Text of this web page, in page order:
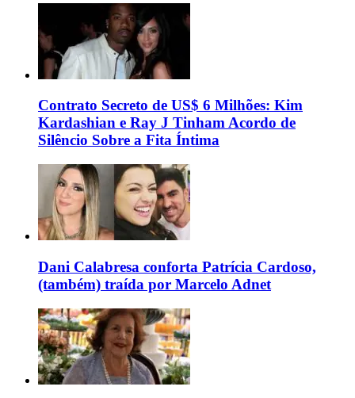
Contrato Secreto de US$ 6 Milhões: Kim
Kardashian e Ray J Tinham Acordo de
Silêncio Sobre a Fita Íntima
Dani Calabresa conforta Patrícia Cardoso,
(também) traída por Marcelo Adnet